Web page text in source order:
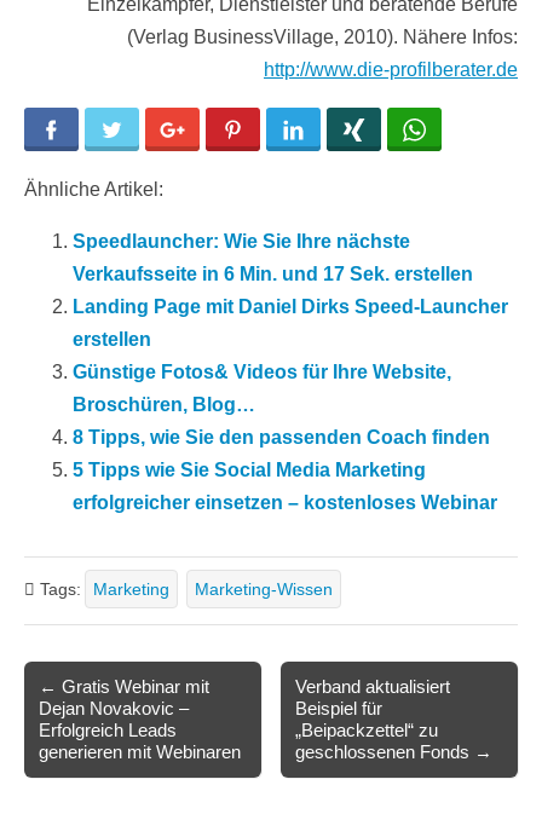
Einzelkämpfer, Dienstleister und beratende Berufe
(Verlag BusinessVillage, 2010). Nähere Infos:
http://www.die-profilberater.de
Facebook Twitter Google+ Pinterest LinkedIn
Ähnliche Artikel:
Speedlauncher: Wie Sie Ihre nächste
Verkaufsseite in 6 Min. und 17 Sek. erstellen
Landing Page mit Daniel Dirks Speed-Launcher
erstellen
Günstige Fotos& Videos für Ihre Website,
Broschüren, Blog…
8 Tipps, wie Sie den passenden Coach finden
5 Tipps wie Sie Social Media Marketing
erfolgreicher einsetzen – kostenloses Webinar
Tags: Marketing Marketing-Wissen
Post
navigation
← Gratis Webinar mit
Dejan Novakovic –
Erfolgreich Leads
generieren mit Webinaren
Verband aktualisiert
Beispiel für
„Beipackzettel“ zu
geschlossenen Fonds →